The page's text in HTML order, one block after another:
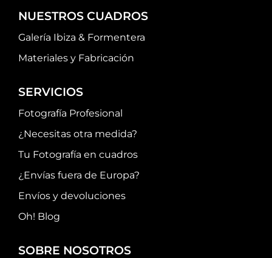
NUESTROS CUADROS
Galería Ibiza & Formentera
Materiales y Fabricación
SERVICIOS
Fotografía Profesional
¿Necesitas otra medida?
Tu Fotografía en cuadros
¿Envías fuera de Europa?
Envíos y devoluciones
Oh! Blog
SOBRE NOSOTROS